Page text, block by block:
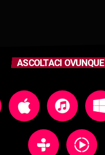
ASCOLTACI OVUNQUE